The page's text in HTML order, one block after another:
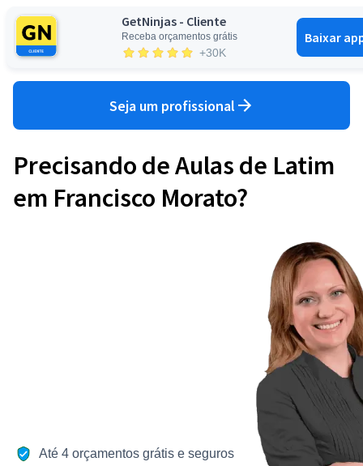
GetNinjas - Cliente
Receba orçamentos grátis
+30K
Baixar
Seja um profissional
Precisando de Aulas de Latim
em Francisco Morato?
Até 4 orçamentos grátis e seguros